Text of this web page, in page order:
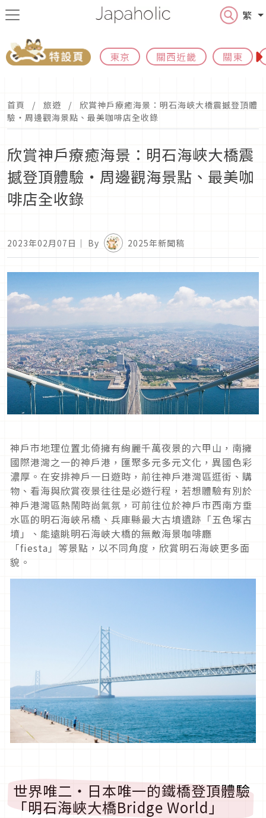
繁
東京 關西近畿 關東
首頁 旅遊
​​欣賞神戶療癒海景：明石海峽大橋震撼登頂體
驗・周邊觀海景點、最美咖啡店全收錄
​​欣賞神戶療癒海景：明石海峽大橋震
撼登頂體驗・周邊觀海景點、最美咖
啡店全收錄
2023年02月07日 ｜ By 2025年新聞稿
神戶市地理位置北倚擁有絢麗千萬夜景的六甲山，南擁
國際港灣之一的神戶港，匯聚多元多元文化，異國色彩
濃厚。在安排神戶一日遊時，前往神戶港灣區逛街、購
物、看海與欣賞夜景往往是必遊行程，若想體驗有別於
神戶港灣區熱鬧時尚氣氛，可前往位於神戶市西南方垂
水區的明石海峽吊橋、兵庫縣最大古墳遺跡「五色塚古
墳」、能遠眺明石海峽大橋的無敵海景咖啡廳
「fiesta」等景點，以不同角度，欣賞明石海峽更多面
貌。
世界唯二・日本唯一的鐵橋登頂體驗
「明石海峽大橋Bridge World」